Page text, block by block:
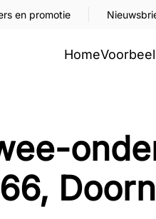
en promotie
Home
Doorn